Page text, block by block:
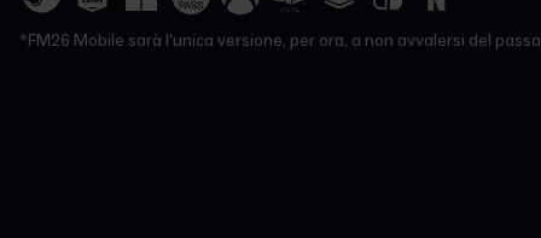
*FM26 Mobile sarà l'unica versione, per ora, a non avvalersi del